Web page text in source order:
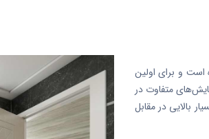
است و برای اولین
متفاوت در
بالایی در مقابل